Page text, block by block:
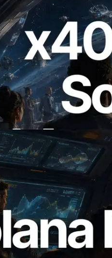
Solana RPC लॉन्च
के API के लिए ऑन-